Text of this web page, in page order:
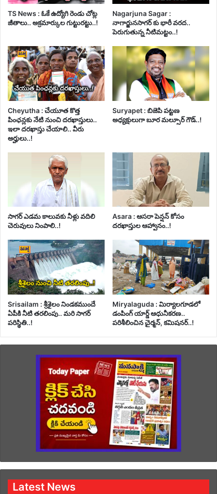
TS News : ఓకే ఉద్యోగి రెండు చోట్ల
జీతాలు.. అక్రమార్కుల గుట్టురట్టు..!
Nagarjuna Sagar :
నాగార్జునసాగర్ కు భారీ వరద..
పెరుగుతున్న నీటిమట్టం..!
Cheyutha : చేయూత కొత్త
పింఛన్లకు నేటి నుంచి దరఖాస్తులు..
ఇలా దరఖాస్తు చేయాలి.. వీరు
అర్హులు..!
Suryapet : బిజెపి పట్టణ
అధ్యక్షులుగా బూర మల్సూర్ గౌడ్..!
సాగర్ ఎడమ కాలువకు నీళ్లు వదిలి
చెరువులు నింపాలి..!
Asara : ఆసరా పెన్షన్ కోసం
దరఖాస్తుల ఆహ్వానం..!
Srisailam : శ్రీశైలం నిండకముందే
ఏపీకి నీటి తరలింపు.. మరి సాగర్
పరిస్థితి..!
Miryalaguda : మిర్యాలగూడలో
డంపింగ్ యార్డ్ ఆధునీకరణ..
పరిశీలించిన చైర్మన్, కమిషనర్..!
Latest News